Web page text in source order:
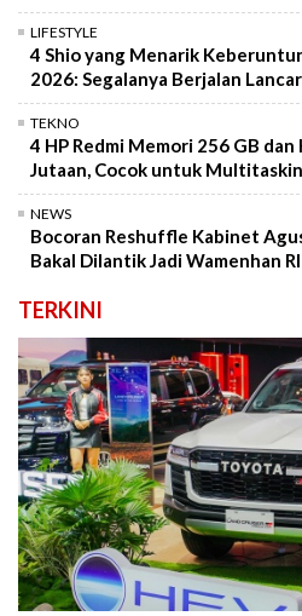
LIFESTYLE
4 Shio yang Menarik
2026: Segalanya Berjalan Lancar
TEKNO
4 HP Redmi Memori 256 GB dan
Jutaan, Cocok untuk
NEWS
Bocoran Reshuffle Kabinet
Bakal Dilantik Jadi Wamenhan RI
TERKINI